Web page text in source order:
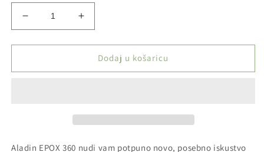
Smanji
količinu
proizvoda
nargila
Promise
Povećaj
količinu
proizvoda
Aladin
nargila
Promise
Dodaj u košaricu
Aladin EPOX 360 nudi vam potpuno novo, posebno iskustvo